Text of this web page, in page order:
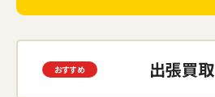
出張買取